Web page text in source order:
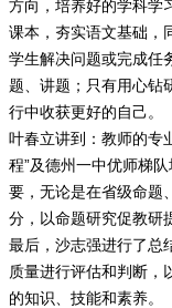
方向，培养好的学科学
课本，夯实语文基础，
学生解决问题或完成任
题、讲题；只有用心钻
行中收获更好的自己。
叶春立讲到：教师的专
程”及德州一中优师梯
要，无论是在省级命题
分，以命题研究促教研
最后，沙志强进行了总
质量进行评估和判断，
的知识、技能和素养。